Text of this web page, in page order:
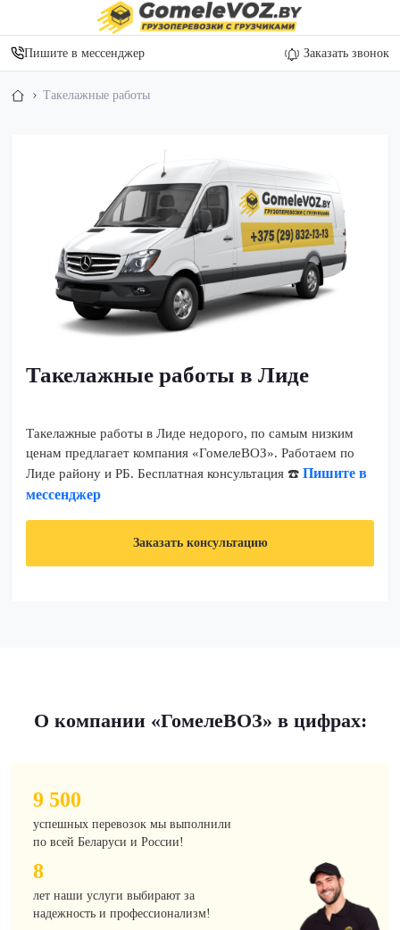
Пишите в мессенджер Заказать звонок
Такелажные работы
Такелажные работы в Лиде
Такелажные работы в Лиде недорого, по самым низким
ценам предлагает компания «ГомелеВОЗ». Работаем по
Лиде району и РБ. Бесплатная консультация ☎️ Пишите в
мессенджер
Заказать консультацию
О компании «ГомелеВОЗ» в цифрах:
9 500
успешных перевозок мы выполнили
по всей Беларуси и России!
8
лет наши услуги выбирают за
надежность и профессионализм!